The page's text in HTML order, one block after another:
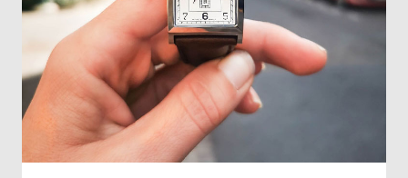
o
ョ
品